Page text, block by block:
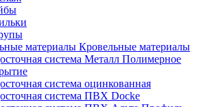
Кровельные материалы
система Металл Полимерное
система оцинкованная
система ПВХ Docke